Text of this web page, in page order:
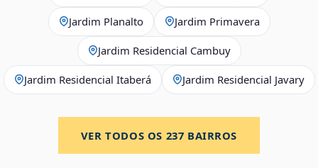
Jardim Planalto Jardim Primavera
Jardim Residencial Cambuy
Jardim Residencial Itaberá Jardim Residencial Javary
VER TODOS OS 237 BAIRROS